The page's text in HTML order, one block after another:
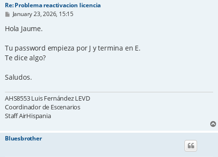
Re: Problema reactivacion licencia
P
s
t
January 23, 2026, 15:15
Hola Jaume.
Tu password empieza por J y termina en E.
Te dice algo?
Saludos.
AHS8553 Luis Fernández LEVD
Coordinador de Escenarios
Staff AirHispania
Bluesbrother